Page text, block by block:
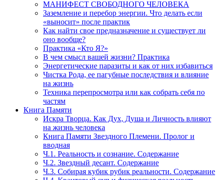
МАНИФЕСТ СВОБОДНОГО ЧЕЛОВЕКА
Заземление и перебор энергии. Что делать если
«выносит» после практик
Как найти свое предназначение и существует ли
оно вообще?
Практика «Кто Я?»
В чем смысл вашей жизни? Практика
Энергетические паразиты и как от них избавиться
Чистка Рода, ее пагубные последствия и влияние
на жизнь
Техника перепросмотра или как собрать себя по
частям
Книга Памяти
Искра Творца. Как Дух, Душа и Личность влияют
на жизнь человека
Книга Памяти Звездного Племени. Пролог и
вводная
Ч.1. Реальность и сознание. Содержание
Ч.2. Звездный десант. Содержание
Ч.3. Собирая кубик рубик реальности. Содержание